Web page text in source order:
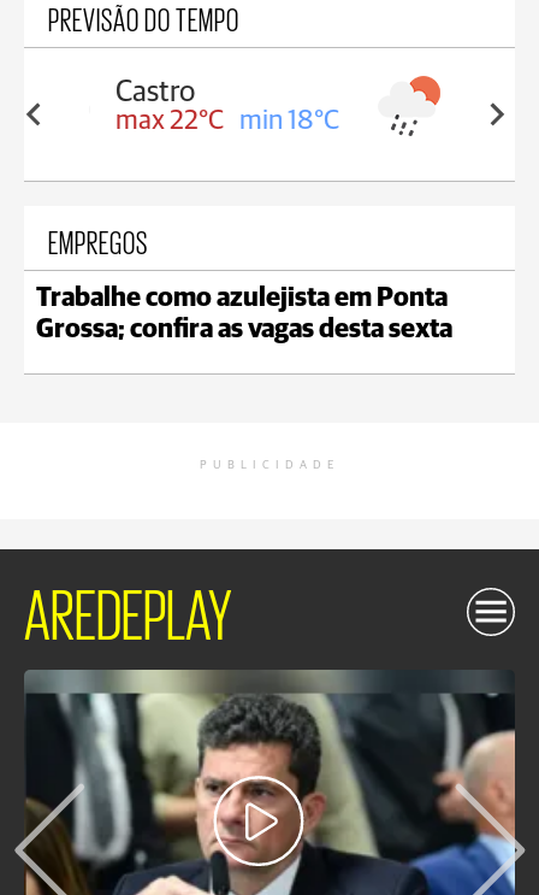
PREVISÃO DO TEMPO
18°C max 21°C min 18°C
EMPREGOS
Trabalhe como azulejista em Ponta
Grossa; confira as vagas desta sexta
PUBLICIDADE
AREDEPLAY